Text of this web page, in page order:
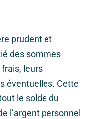
prudent et
des sommes
leurs
éventuelles. Cette
le solde du
l’argent personnel